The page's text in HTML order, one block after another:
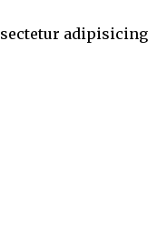
adipisicing